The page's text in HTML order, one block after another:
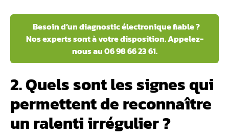
Besoin d’un diagnostic électronique fiable ?
Nos experts sont à votre disposition. Appelez-
nous au 06 98 66 23 61.
2. Quels sont les signes qui
permettent de reconnaître
un ralenti irrégulier ?